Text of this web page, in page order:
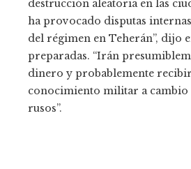
destrucción aleatoria en las
ha provocado disputas
del régimen en Teherán”, dijo
preparadas. “Irán
dinero y probablemente
conocimiento militar a cambio
rusos”.